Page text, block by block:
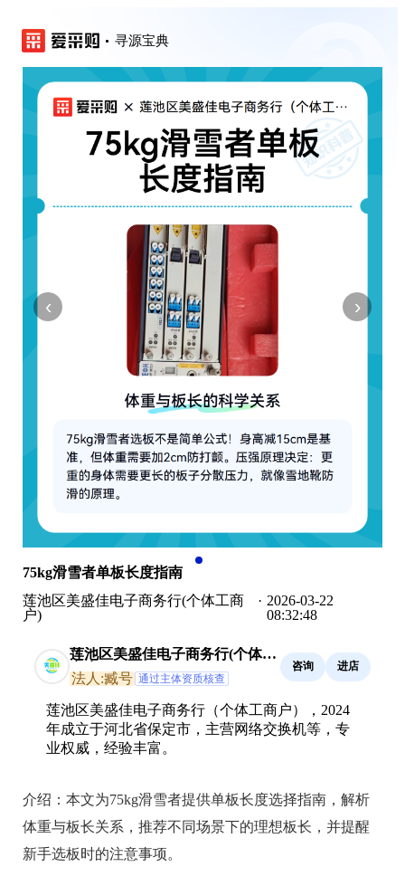
寻源宝典
‹ ›
75kg滑雪者单板长度指南
莲池区美盛佳电子商务行(个体工商
户)
· 2026-03-22
08:32:48
莲池区美盛佳电子商务行(个体工
商户)
法人:臧号 通过主体资质核查
咨询 进店
莲池区美盛佳电子商务行（个体工商户），2024
年成立于河北省保定市，主营网络交换机等，专
业权威，经验丰富。
介绍： 本文为75kg滑雪者提供单板长度选择指南，解析
体重与板长关系，推荐不同场景下的理想板长，并提醒
新手选板时的注意事项。